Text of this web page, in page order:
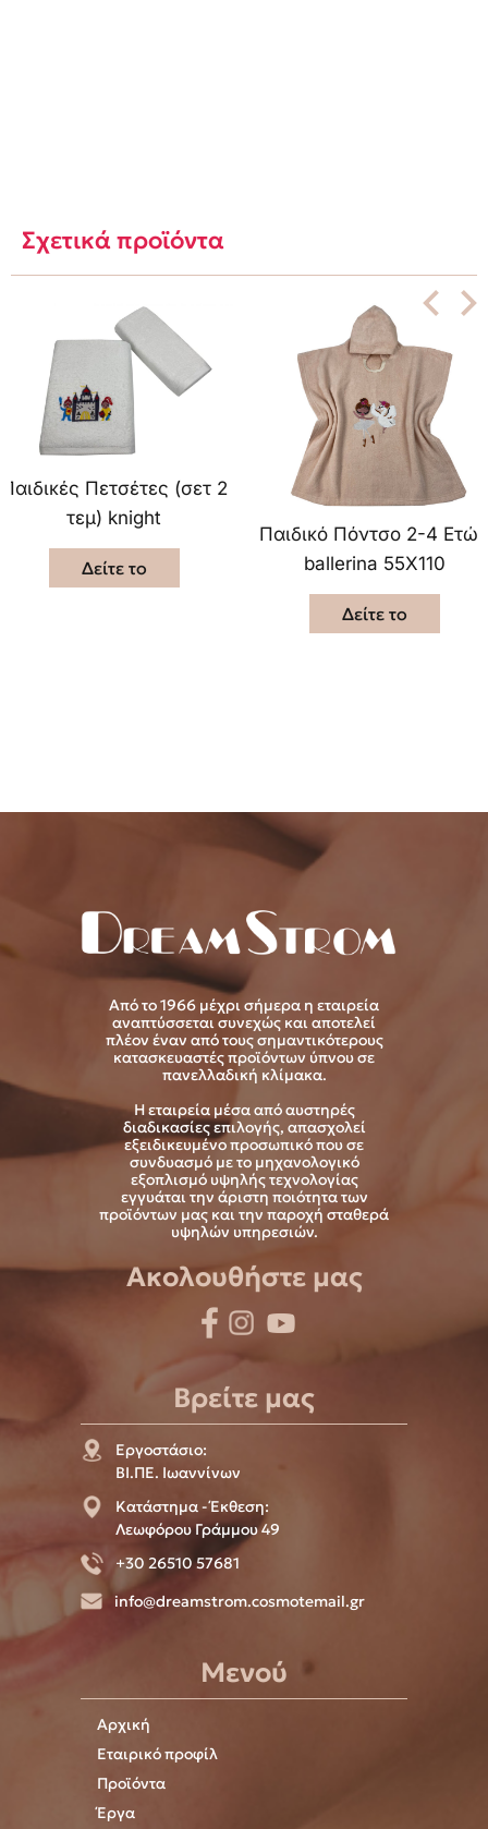
Σχετικά προϊόντα
Παιδικές Πετσέτες (σετ 2
τεμ) knight
Δείτε το
Παιδικό Πόντσο 2-4 Ετών
ballerina 55X110
Δείτε το
Από το 1966 μέχρι σήμερα η εταιρεία
αναπτύσσεται συνεχώς και αποτελεί
πλέον έναν από τους σημαντικότερους
κατασκευαστές προϊόντων ύπνου σε
πανελλαδική κλίμακα.
Η εταιρεία μέσα από αυστηρές
διαδικασίες επιλογής, απασχολεί
εξειδικευμένο προσωπικό που σε
συνδυασμό με το μηχανολογικό
εξοπλισμό υψηλής τεχνολογίας
εγγυάται την άριστη ποιότητα των
προϊόντων μας και την παροχή σταθερά
υψηλών υπηρεσιών.
Ακολουθήστε μας
Βρείτε μας
Εργοστάσιο:
ΒΙ.ΠΕ. Ιωαννίνων
Κατάστημα - Έκθεση:
Λεωφόρου Γράμμου 49
+30 26510 57681
info@dreamstrom.cosmotemail.gr
Μενού
Αρχική
Εταιρικό προφίλ
Προϊόντα
Έργα